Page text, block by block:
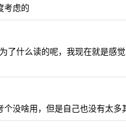
考虑的
了什么读的呢，我现在就是感
个没啥用，但是自己也没有太多